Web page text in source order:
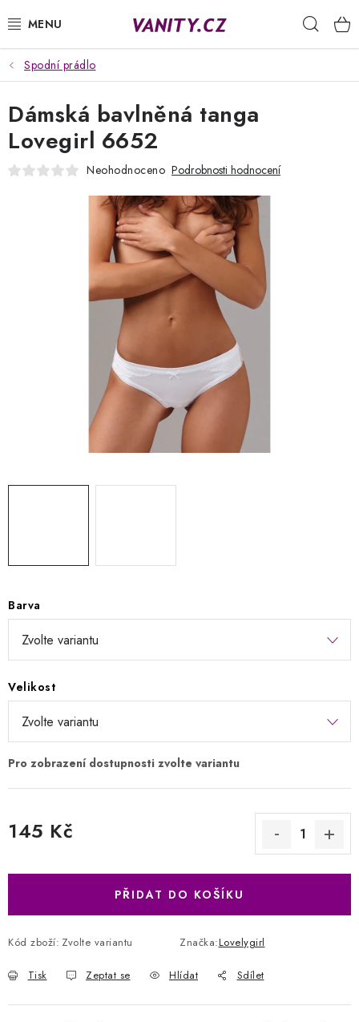
na
KABELKY
SPODNÍ PRÁDLO
PUNČOCHY
Jak nakupovat
Obchodní podmínky
Podmínky ochrany osobních údajů
Napište nám
Reklamace a vrácení zboží
Spodní prádlo
Barva
Velikost
145 Kč
PŘIDAT DO KOŠÍKU
Kód zboží: Zvolte variantu Značka:Lovelygirl
Tisk Zeptat se Hlídat Sdílet
Dámská bavlněná tanga
Lovegirl 6652
Neohodnoceno Podrobnosti hodnocení